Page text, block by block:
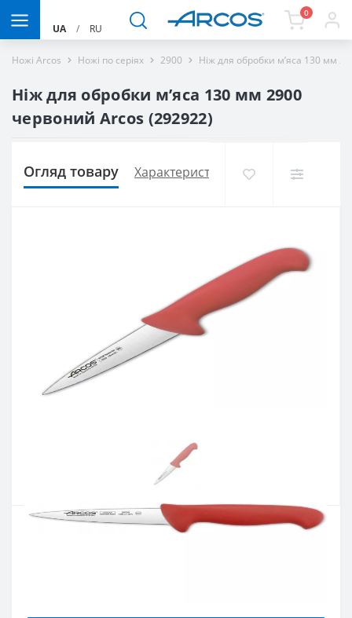
UA / RU
0
Ножі Arcos Ножі по серіях 2900 Ніж для обробки м’яса 130 мм
Ніж для обробки м’яса 130 мм 2900
червоний Arcos (292922)
Огляд товару Характеристики Доставка і
292922